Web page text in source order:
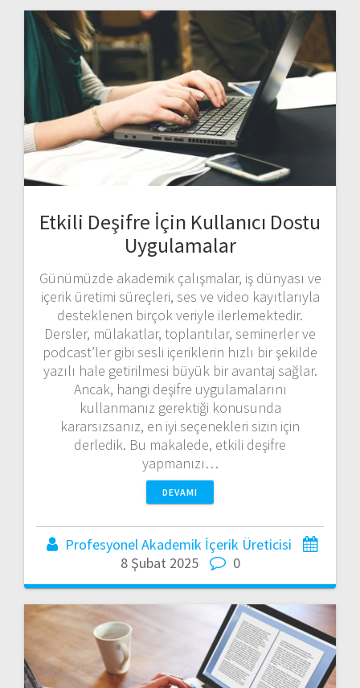
Etkili Deşifre İçin Kullanıcı Dostu
Uygulamalar
Günümüzde akademik çalışmalar, iş dünyası ve
içerik üretimi süreçleri, ses ve video kayıtlarıyla
desteklenen birçok veriyle ilerlemektedir.
Dersler, mülakatlar, toplantılar, seminerler ve
podcast’ler gibi sesli içeriklerin hızlı bir şekilde
yazılı hale getirilmesi büyük bir avantaj sağlar.
Ancak, hangi deşifre uygulamalarını
kullanmanız gerektiği konusunda
kararsızsanız, en iyi seçenekleri sizin için
derledik. Bu makalede, etkili deşifre
yapmanızı…
DEVAMI
Profesyonel Akademik İçerik Üreticisi
8 Şubat 2025
0